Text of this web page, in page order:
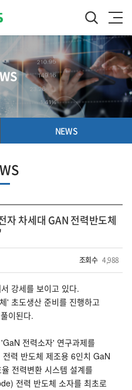
NEWS
자 차세대 GAN 전력반도체
조회수 4,988
강세를 보이고 있다.
' 초도생산 준비를 진행하고
이된다.
전력소자' 연구과제를
력 반도체 제조용 6인치 GaN
전력변환 시스템 설계를
전력 반도체 소자를 최초로